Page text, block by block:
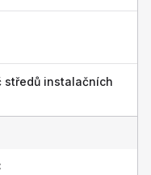
středů instalačních